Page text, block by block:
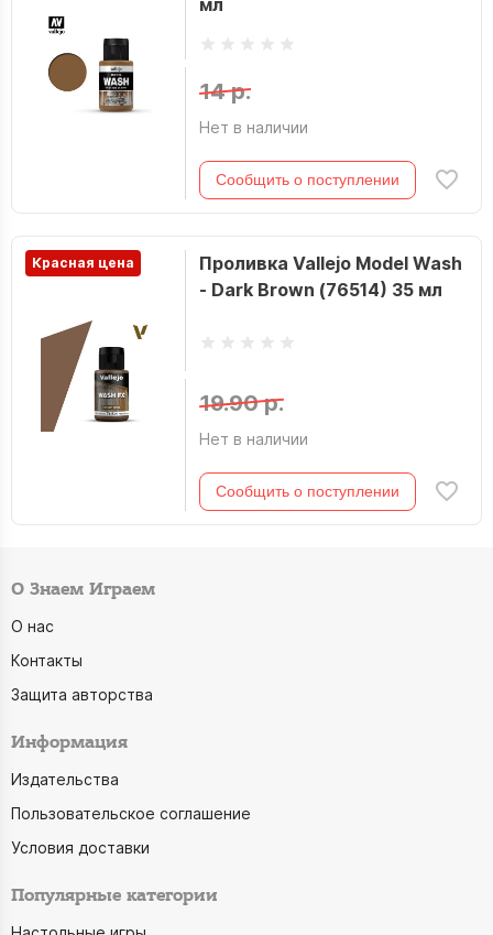
мл
14 р.
Нет в наличии
Сообщить о поступлении
Красная цена
Проливка Vallejo Model Wash
- Dark Brown (76514) 35 мл
19.90 р.
Нет в наличии
Сообщить о поступлении
О Знаем Играем
О нас
Контакты
Защита авторства
Информация
Издательства
Пользовательское соглашение
Условия доставки
Популярные категории